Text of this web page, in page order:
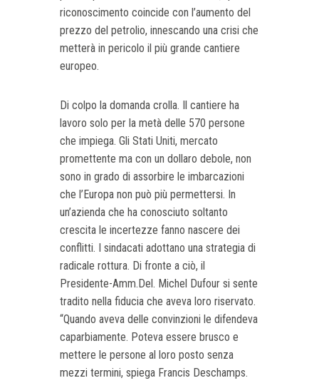
riconoscimento coincide con l’aumento del
prezzo del petrolio, innescando una crisi che
metterà in pericolo il più grande cantiere
europeo.
Di colpo la domanda crolla. Il cantiere ha
lavoro solo per la metà delle 570 persone
che impiega. Gli Stati Uniti, mercato
promettente ma con un dollaro debole, non
sono in grado di assorbire le imbarcazioni
che l’Europa non può più permettersi. In
un’azienda che ha conosciuto soltanto
crescita le incertezze fanno nascere dei
conflitti. I sindacati adottano una strategia di
radicale rottura. Di fronte a ciò, il
Presidente-Amm.Del. Michel Dufour si sente
tradito nella fiducia che aveva loro riservato.
“Quando aveva delle convinzioni le difendeva
caparbiamente. Poteva essere brusco e
mettere le persone al loro posto senza
mezzi termini, spiega Francis Deschamps.